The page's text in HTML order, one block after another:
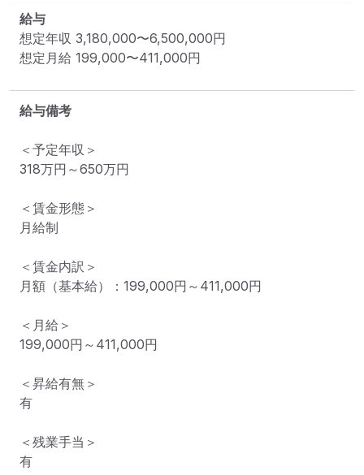
給与
想定年収 3,180,000〜6,500,000円
想定月給 199,000〜411,000円
給与備考
＜予定年収＞
318万円～650万円
＜賃金形態＞
月給制
＜賃金内訳＞
月額（基本給）：199,000円～411,000円
＜月給＞
199,000円～411,000円
＜昇給有無＞
有
＜残業手当＞
有